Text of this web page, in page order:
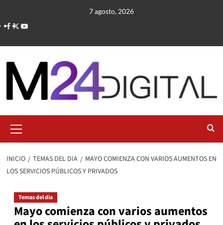
contenido
7 agosto, 2026
primario
INICIO TEMAS DEL DIA
MAYO COMIENZA CON VARIOS AUMENTOS EN
LOS SERVICIOS PÚBLICOS Y PRIVADOS
Temas del dia
Mayo comienza con varios aumentos